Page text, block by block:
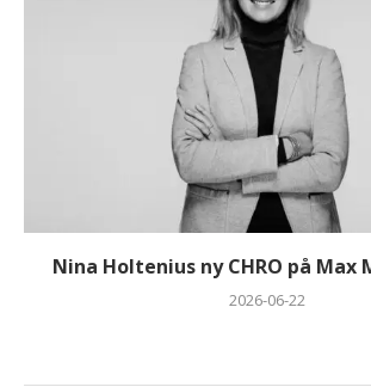
Nina Holtenius ny CHRO på Max
2026-06-22